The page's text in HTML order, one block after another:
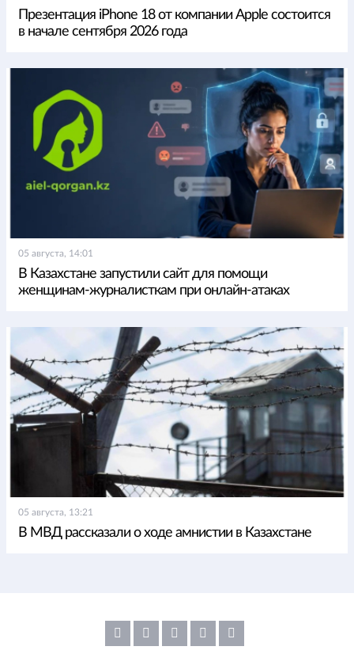
Презентация iPhone 18 от компании Apple состоится
в начале сентября 2026 года
05 августа, 14:01
В Казахстане запустили сайт для помощи
женщинам-журналисткам при онлайн-атаках
05 августа, 13:21
В МВД рассказали о ходе амнистии в Казахстане